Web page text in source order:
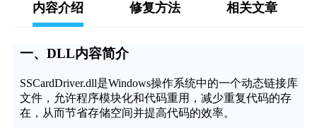
内容介绍 修复方法 相关文章
一、DLL内容简介
SSCardDriver.dll是Windows操作系统中的一个动态链接库
文件，允许程序模块化和代码重用，减少重复代码的存
在，从而节省存储空间并提高代码的效率。